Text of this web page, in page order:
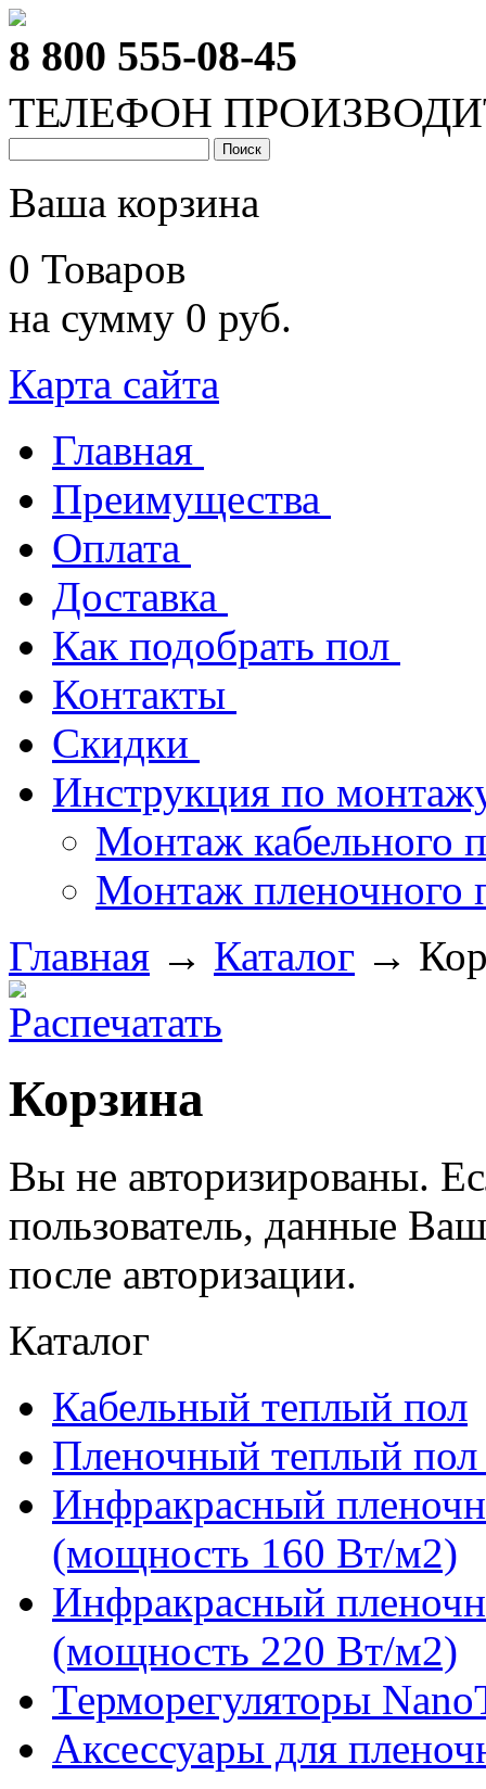
8 800 555-08-45
ТЕЛЕФОН
Ваша корзина
0 Товаров
на сумму 0 руб.
Карта сайта
Главная
Преимущества
Оплата
Доставка
Как подобрать пол
Контакты
Скидки
Инструкция по
Монтаж кабельного
Монтаж пленочного
Главная → Каталог →
Корзина
Вы не авторизированы.
пользователь, данные
после авторизации.
Каталог
Кабельный теплый пол
Пленочный теплый
Инфракрасный
(мощность 160 Вт/м2)
Инфракрасный
(мощность 220 Вт/м2)
Терморегуляторы
Аксессуары для